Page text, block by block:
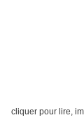
cliquer pour lire,